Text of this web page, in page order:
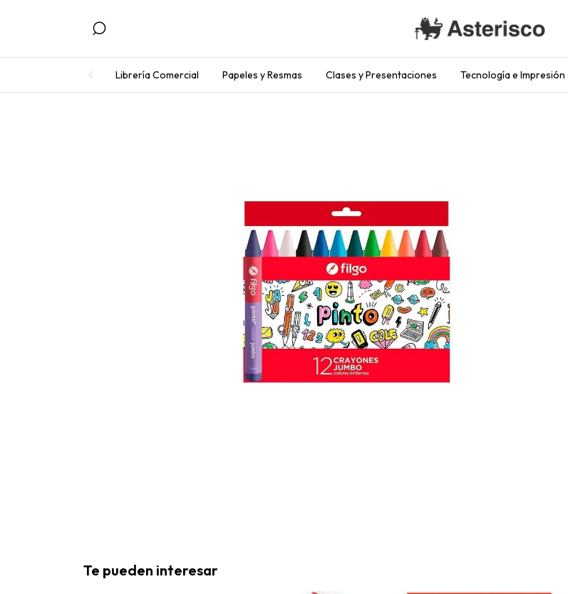
Librería Comercial Papeles y Resmas Clases y Presentaciones Tecnología e Impresión
Te pueden interesar